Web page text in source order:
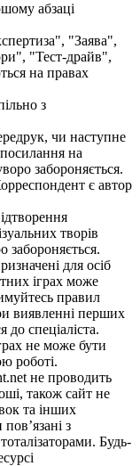
абзаці
"Заява",
"Тест-драйв",
на правах
з
чи наступне
на
забороняється.
є автор
творів
забороняється.
для осіб
іграх може
правил
виявленні перших
до спеціаліста.
не може бути
роботі.
не проводить
також сайт не
та інших
з
Будь-